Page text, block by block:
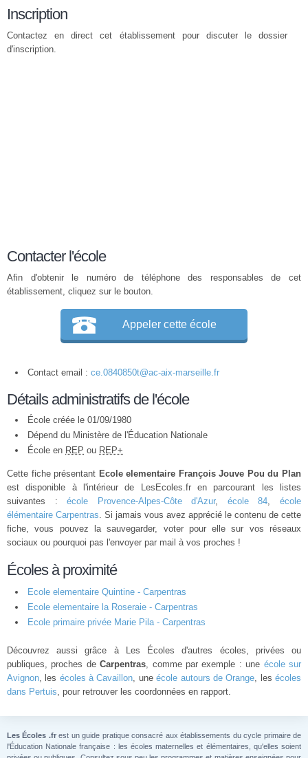
Inscription
Contactez en direct cet établissement pour discuter le dossier
d'inscription.
Contacter l'école
Afin d'obtenir le numéro de téléphone des responsables de cet
établissement, cliquez sur le bouton.
Appeler cette école
Contact email : ce.0840850t@ac-aix-marseille.fr
Détails administratifs de l'école
École créée le 01/09/1980
Dépend du Ministère de l'Éducation Nationale
École en REP ou REP+
Cette fiche présentant Ecole elementaire François Jouve Pou du Plan
est disponible à l'intérieur de LesEcoles.fr en parcourant les listes
suivantes :école Provence-Alpes-Côte d'Azur, école 84,école
élémentaire Carpentras. Si jamais vous avez apprécié le contenu de cette
fiche, vous pouvez la sauvegarder, voter pour elle sur vos réseaux
sociaux ou pourquoi pas l'envoyer par mail à vos proches !
Écoles à proximité
Ecole elementaire Quintine - Carpentras
Ecole elementaire la Roseraie - Carpentras
Ecole primaire privée Marie Pila - Carpentras
Découvrez aussi grâce à Les Écoles d'autres écoles, privées ou
publiques, proches deCarpentras, comme par exemple : une école sur
Avignon, les écoles à Cavaillon, uneécole autours de Orange, lesécoles
dans Pertuis, pour retrouver les coordonnées en rapport.
Les Écoles .frest un guide pratique consacré aux établissements du cycle primaire de
l'Éducation Nationale française : les écoles maternelles et élémentaires, qu'elles soient